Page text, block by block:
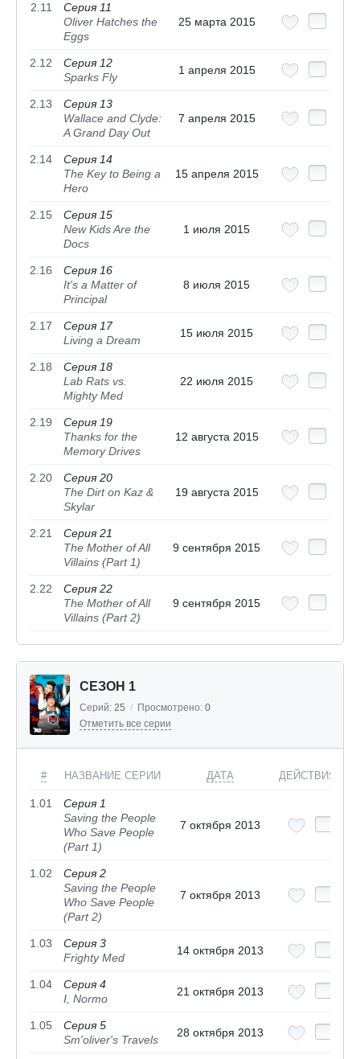
2.11
Серия 11
Oliver Hatches the
Eggs
25 марта 2015
2.12
Серия 12
Sparks Fly
1 апреля 2015
2.13
Серия 13
Wallace and Clyde:
A Grand Day Out
7 апреля 2015
2.14
Серия 14
The Key to Being a
Hero
15 апреля 2015
2.15
Серия 15
New Kids Are the
Docs
1 июля 2015
2.16
Серия 16
It's a Matter of
Principal
8 июля 2015
2.17
Серия 17
Living a Dream
15 июля 2015
2.18
Серия 18
Lab Rats vs.
Mighty Med
22 июля 2015
2.19
Серия 19
Thanks for the
Memory Drives
12 августа 2015
2.20
Серия 20
The Dirt on Kaz &
Skylar
19 августа 2015
2.21
Серия 21
The Mother of All
Villains (Part 1)
9 сентября 2015
2.22
Серия 22
The Mother of All
Villains (Part 2)
9 сентября 2015
СЕЗОН 1
Серий: 25 / Просмотрено: 0
Отметить все серии
# НАЗВАНИЕ СЕРИИ ДАТА ДЕЙСТВИЯ
1.01
Серия 1
Saving the People
Who Save People
(Part 1)
7 октября 2013
1.02
Серия 2
Saving the People
Who Save People
(Part 2)
7 октября 2013
1.03
Серия 3
Frighty Med
14 октября 2013
1.04
Серия 4
I, Normo
21 октября 2013
1.05
Серия 5
Sm'oliver's Travels
28 октября 2013